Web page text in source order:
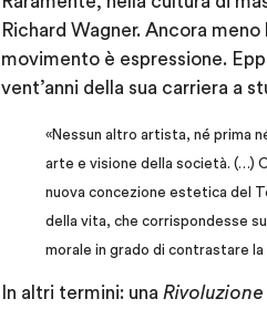
Richard Wagner. Ancora
movimento è espressione.
vent’anni della sua carriera a
«Nessun altro artista, né prima
arte e visione della società. (…)
nuova concezione estetica del
della vita, che corrispondesse
morale in grado di contrastare
In altri termini: una Rivoluzione